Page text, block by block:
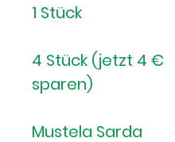
1 Stück
4 Stück (jetzt 4 €
sparen)
Mustela Sarda